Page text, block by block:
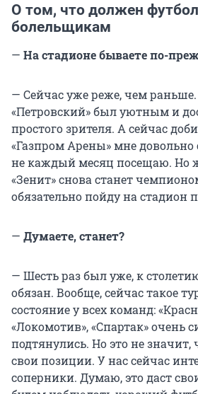
О том, что должен
болельщикам
— На стадионе бываете по-
— Сейчас уже реже, чем
«Петровский» был уютным и
простого зрителя. А сейчас
«Газпром Арены» мне довольно
не каждый месяц посещаю. Но
«Зенит» снова станет
обязательно пойду на стадион
— Думаете, станет?
— Шесть раз был уже, к
обязан. Вообще, сейчас такое
состояние у всех команд:
«Локомотив», «Спартак» очень
подтянулись. Но это не значит,
свои позиции. У нас сейчас
соперники. Думаю, это даст